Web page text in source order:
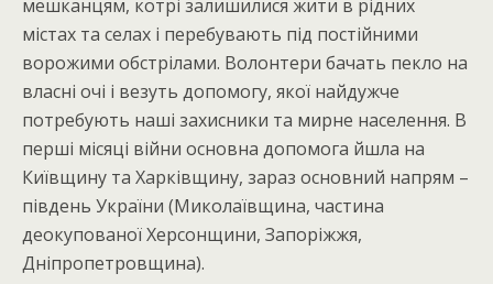
мешканцям, котрі залишилися жити в рідних
містах та селах і перебувають під постійними
ворожими обстрілами. Волонтери бачать пекло на
власні очі і везуть допомогу, якої найдужче
потребують наші захисники та мирне населення. В
перші місяці війни основна допомога йшла на
Київщину та Харківщину, зараз основний напрям –
південь України (Миколаївщина, частина
деокупованої Херсонщини, Запоріжжя,
Дніпропетровщина).